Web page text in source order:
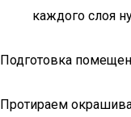
каждого слоя
Подготовка
Протираем